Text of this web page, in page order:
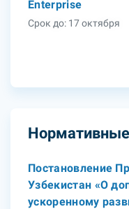
Enterprise
Срок до: 17 октября
Постановление
Узбекистан «О
ускоренному